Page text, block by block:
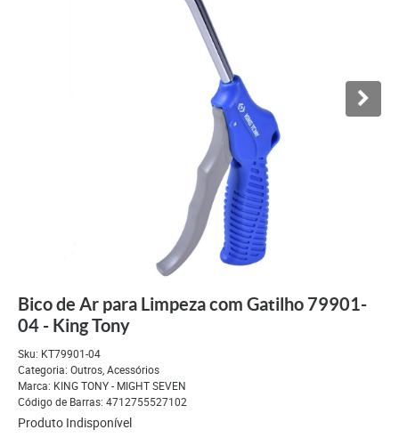
Bico de Ar para Limpeza com Gatilho 79901-
04 - King Tony
Sku: KT79901-04
Categoria: Outros,Acessórios
Marca: KING TONY - MIGHT SEVEN
Código de Barras: 4712755527102
Produto Indisponível